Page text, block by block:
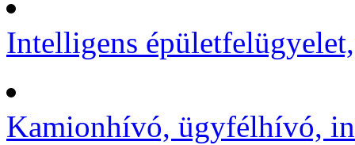
Intelligens
Kamionhívó, ügyfélhívó,